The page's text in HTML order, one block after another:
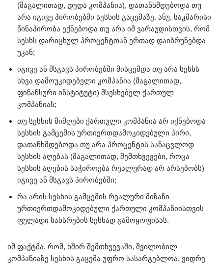
(მაგალითად, დედა კომპანია), დათანხმდებოდა თუ
არა იგივე პირობებში სესხის გაცემაზე. ანუ, საკმარისი
წინაპირობა ექნებოდა თუ არა იმ ვარაუდისთვის, რომ
სესხს დარიცხულ პროცენტთან ერთად დაიბრუნებდა
უკან;
იგივე ან მსგავს პირობებში მისცემდა თუ არა სესხს
სხვა დამოუკიდებელი კომპანია (მაგალითად,
ფინანსური ინსტიტუტი) მსესხებელ ქართულ
კომპანიას;
თუ სესხის მიმღები ქართული კომპანია არ იქნებოდა
სესხის გამცემის ურთიერთდამოკიდებული პირი,
დათანხმდებოდა თუ არა პროცენტის სანაცვლოდ
სესხის აღებას (მაგალითად, შემთხვევები, როცა
სესხის აღების საჭიროება რეალურად არ არსებობს)
იგივე ან მსგავს პირობებში;
რა არის სესხის გამცემის რეალური მიზანი
ურთიერთდამოკიდებული ქართული კომპანიისთვის
ფულადი სახსრების სესხად გამოყოფისას.
იმ ფაქტმა, რომ, ხშირ შემთხვევაში, შვილობილ
კომპანიაზე სესხის გაცემა უფრო სასარგებლოა, ვიდრე